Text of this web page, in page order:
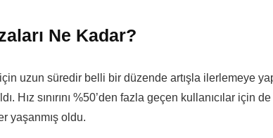
Ne Kadar?
için uzun süredir belli bir düzende artışla ilerlemeye
Hız sınırını %50’den fazla geçen kullanıcılar için
yaşanmış oldu.